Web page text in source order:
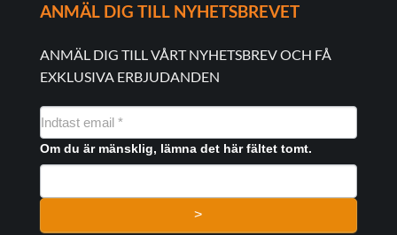
ANMÄL DIG TILL NYHETSBREVET
ANMÄL DIG TILL VÅRT NYHETSBREV OCH FÅ
EXKLUSIVA ERBJUDANDEN
NYHEDSMAIL
FORMULAR
Om du är mänsklig, lämna det här fältet tomt.
>